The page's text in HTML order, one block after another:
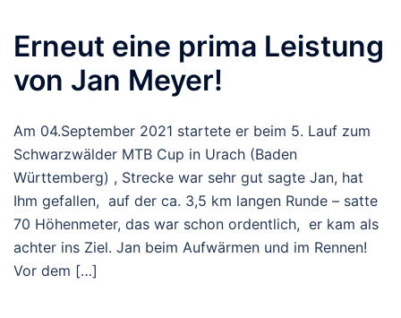
Erneut eine prima Leistung
von Jan Meyer!
Am 04.September 2021 startete er beim 5. Lauf zum
Schwarzwälder MTB Cup in Urach (Baden
Württemberg) , Strecke war sehr gut sagte Jan, hat
Ihm gefallen, auf der ca. 3,5 km langen Runde – satte
70 Höhenmeter, das war schon ordentlich, er kam als
achter ins Ziel. Jan beim Aufwärmen und im Rennen!
Vor dem […]